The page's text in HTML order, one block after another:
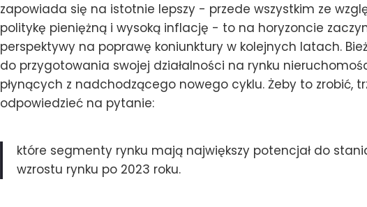
zapowiada się na istotnie lepszy - przede wszystkim ze
politykę pieniężną i wysoką inflację - to na horyzoncie
perspektywy na poprawę koniunktury w kolejnych latach.
do przygotowania swojej działalności na rynku
płynących z nadchodzącego nowego cyklu. Żeby to zrobić,
odpowiedzieć na pytanie:
które segmenty rynku mają największy potencjał do
wzrostu rynku po 2023 roku.